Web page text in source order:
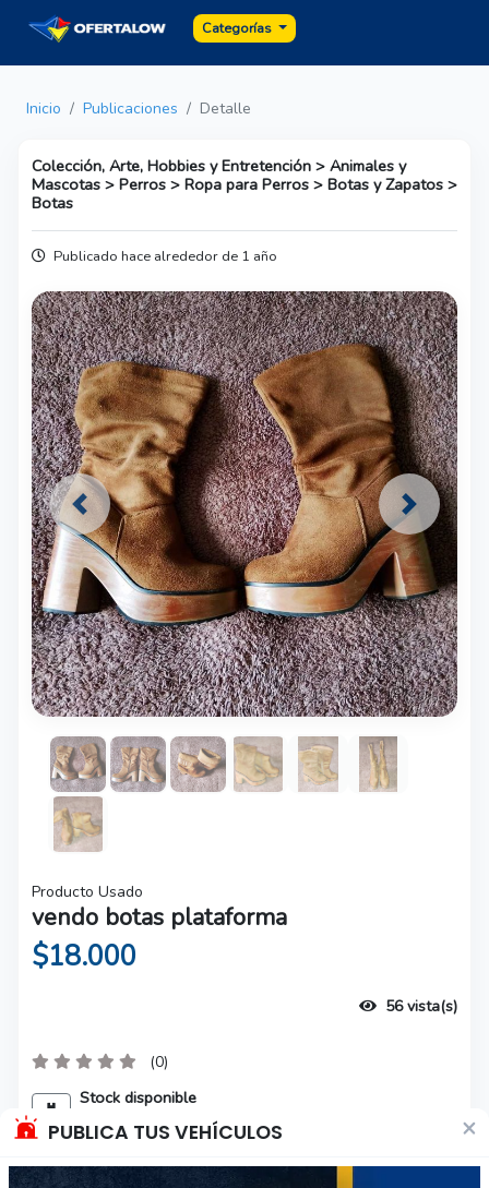
Categorías
Inicio Publicaciones Detalle
PUBLICA TUS VEHÍCULOS ×
Colección, Arte, Hobbies y Entretención > Animales y
Mascotas > Perros > Ropa para Perros > Botas y Zapatos >
Botas
Publicado hace alrededor de 1 año
Previous Next
Producto Usado
vendo botas plataforma
$18.000
56 vista(s)
(0)
Stock disponible
Acordar con el comprador